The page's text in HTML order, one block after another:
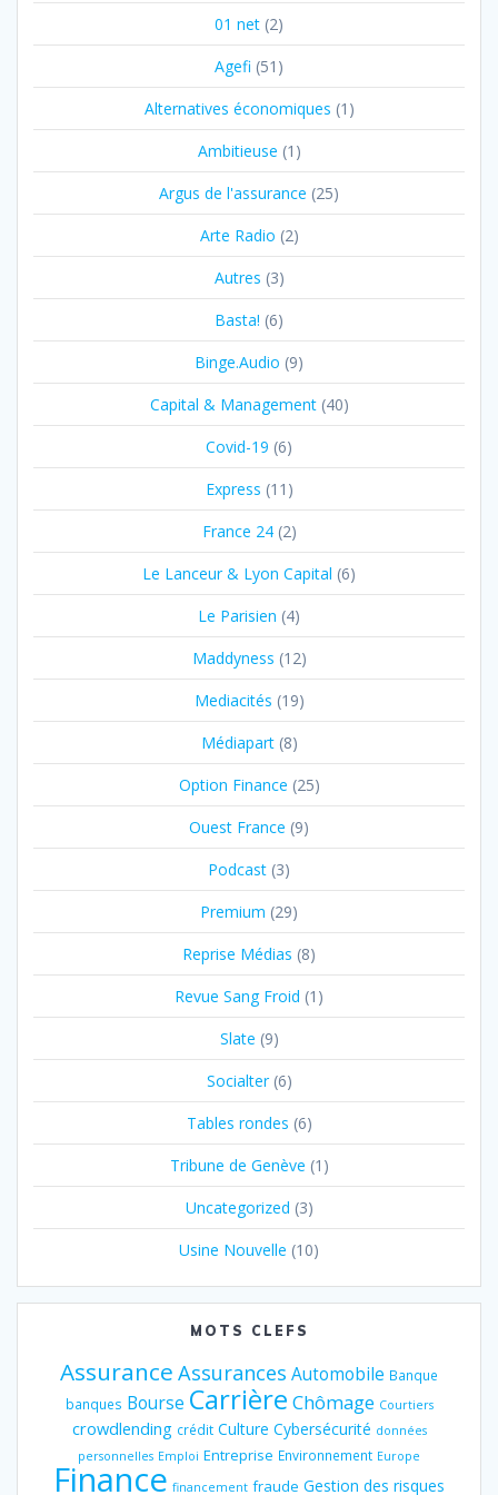
01 net (2)
Agefi (51)
Alternatives économiques (1)
Ambitieuse (1)
Argus de l'assurance (25)
Arte Radio (2)
Autres (3)
Basta! (6)
Binge.Audio (9)
Capital & Management(40)
Covid-19 (6)
Express (11)
France 24(2)
Le Lanceur & Lyon Capital (6)
Le Parisien (4)
Maddyness (12)
Mediacités (19)
Médiapart(8)
Option Finance (25)
Ouest France (9)
Podcast (3)
Premium (29)
Reprise Médias (8)
Revue Sang Froid (1)
Slate (9)
Socialter(6)
Tables rondes (6)
Tribune de Genève (1)
Uncategorized (3)
Usine Nouvelle (10)
MOTS CLEFS
Assurance Assurances Automobile Banque
banques Bourse Carrière Chômage Courtiers
crowdlending crédit Culture Cybersécurité données
personnelles Emploi Entreprise Environnement Europe
Finance financement fraude Gestion des risques